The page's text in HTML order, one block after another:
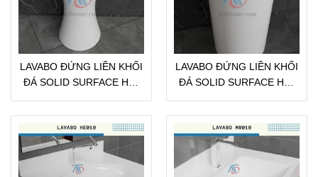
LAVABO ĐỨNG LIỀN KHỐI
ĐÁ SOLID SURFACE HC-
LAVABO ĐỨNG LIỀN KHỐI
ĐÁ SOLID SURFACE HC-